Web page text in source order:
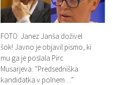
FOTO: Janez Janša doživel
šok! Javno je objavil pismo, ki
mu ga je poslala Pirc
Musarjeva: ”Predsedniška
kandidatka v polnem…”